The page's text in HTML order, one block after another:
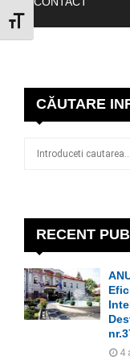
GLISOR MĂRIME FONT
CĂUTARE
r
:
RECENT
4